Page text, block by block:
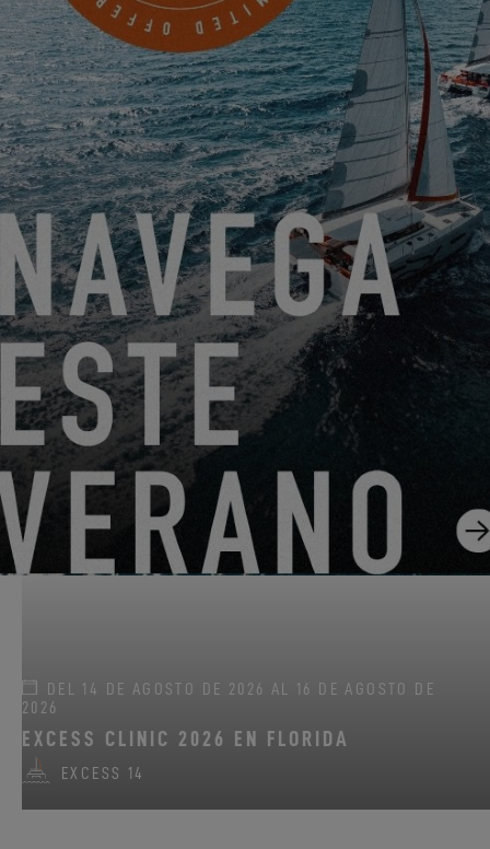
EXCESS 14
DEL 22 DE JUNIO DE 2026 AL 31 DE AGOSTO DE 2026
¡GO SAILING CON EXCESS ESTE VERANO!
EXCESS 13 -EXCESS 14
DEL 14 DE AGOSTO DE 2026 AL 16 DE AGOSTO DE
2026
EXCESS CLINIC 2026 EN FLORIDA
EXCESS 14